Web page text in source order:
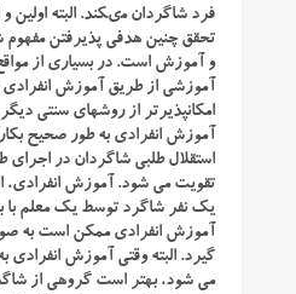
فرد شاگردان مىکند. البته اولین
تحقق چنین هدفى پذیرفتن
و آموزش است. در بسیارى از
آموزشى از طریق آموزش انفرادى
امکانپذیرتر از روشهاى سنتى
آموزش انفرادى به طور صحیح
استقلال طلبى شاگردان در
تقویت مى شود. آموزش انفرادی،
یک نفر شاگرد توسط یک معلم با
آموزش انفرادى ممکن است به
گیرد. البته وقتى آموزش
مى شود، بهتر است گروهى از